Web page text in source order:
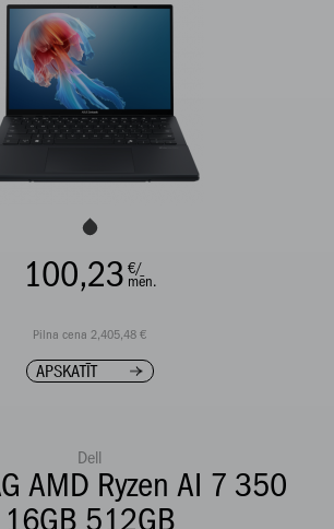
100,23 €/
mēn.
Pilna cena 2,405,48 €
APSKATĪT
Dell
AMD Ryzen AI 7 350
16GB 512GB